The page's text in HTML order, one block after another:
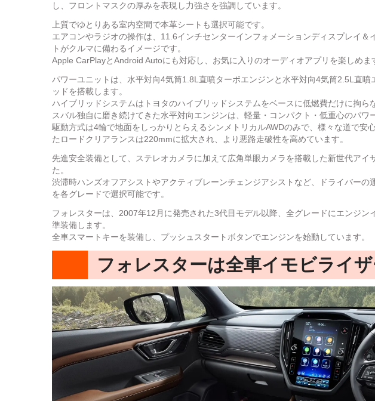
し、フロントマスクの厚みを表現し力強さを強調しています。
上質でゆとりある室内空間で本革シートも選択可能です。
エアコンやラジオの操作は、11.6インチセンターインフォメーションディスプレイ
トがクルマに備わるイメージです。
Apple CarPlayとAndroid Autoにも対応し、お気に入りのオーディオアプリを楽しめま
パワーユニットは、水平対向4気筒1.8L直噴ターボエンジンと水平対向4気筒2.5L直
ッドを搭載します。
ハイブリッドシステムはトヨタのハイブリッドシステムをベースに低燃費だけに拘ら
スバル独自に磨き続けてきた水平対向エンジンは、軽量・コンパクト・低重心のパワ
駆動方式は4輪で地面をしっかりとらえるシンメトリカルAWDのみで、様々な道で安
たロードクリアランスは220mmに拡大され、より悪路走破性を高めています。
先進安全装備として、ステレオカメラに加えて広角単眼カメラを搭載した新世代ア
た。
渋滞時ハンズオフアシストやアクティブレーンチェンジアシストなど、ドライバーの
を各グレードで選択可能です。
フォレスターは、2007年12月に発売された3代目モデル以降、全グレードにエンジ
準装備します。
全車スマートキーを装備し、プッシュスタートボタンでエンジンを始動しています。
フォレスターは全車イモビライ